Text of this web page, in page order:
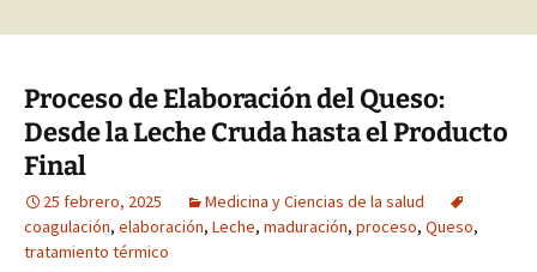
Proceso de Elaboración del Queso:
Desde la Leche Cruda hasta el Producto
Final
25 febrero, 2025
Medicina y Ciencias de la salud
coagulación, elaboración, Leche, maduración, proceso, Queso,
tratamiento térmico